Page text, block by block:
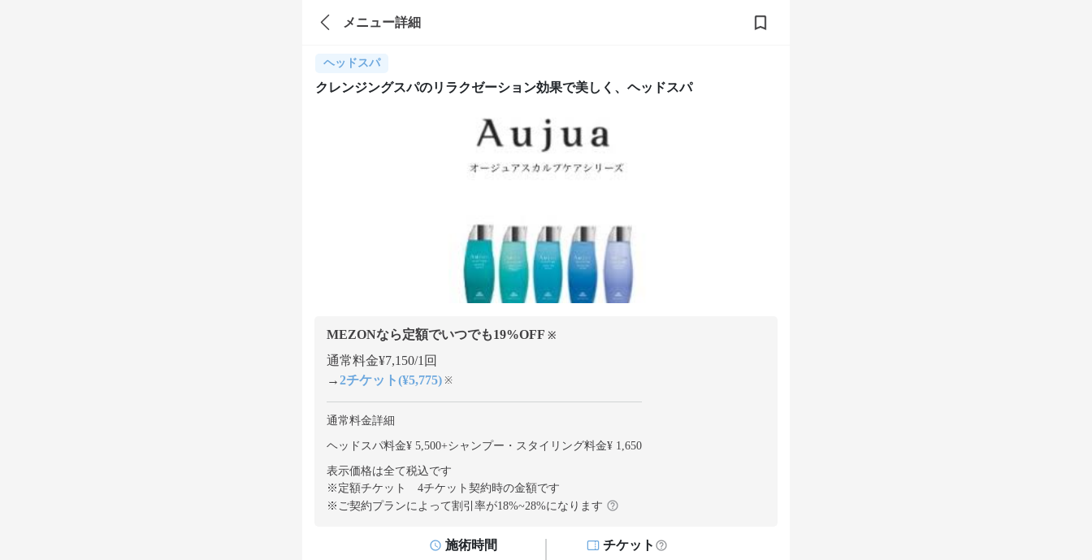
メニュー詳細
ヘッドスパ
クレンジングスパのリラクゼーション効果で美しく、ヘッドスパ
MEZONなら定額でいつでも19%OFF ※
通常料金¥7,150/1回
→2チケット(¥5,775) ※
通常料金詳細
ヘッドスパ料金¥ 5,500+シャンプー・スタイリング料金¥ 1,650
表示価格は全て税込です
※定額チケット 4チケット契約時の金額です
※ご契約プランによって割引率が18%~28%になります
施術時間 チケット